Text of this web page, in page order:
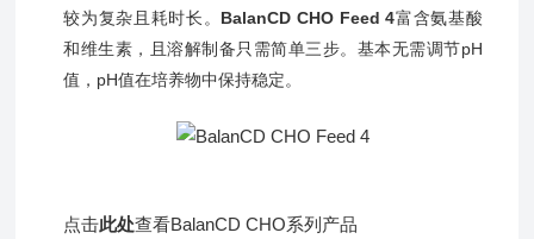
较为复杂且耗时长。 BalanCD CHO Feed 4富含氨基酸
和维生素，且溶解制备只需简单三步。基本无需调节pH
值，pH值在培养物中保持稳定。
点击此处查看BalanCD CHO系列产品